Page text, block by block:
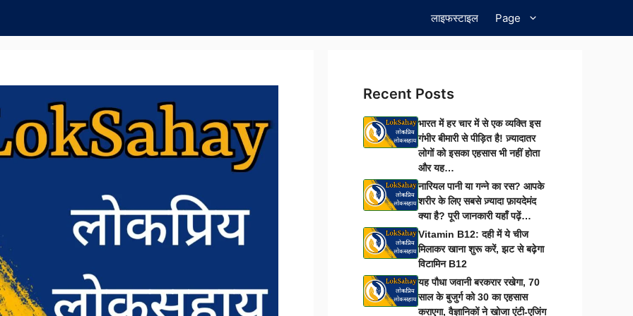
लाइफस्टाइल Page
Recent Posts
भारत में हर चार में से एक व्यक्ति इस
गंभीर बीमारी से पीड़ित है! ज़्यादातर
लोगों को इसका एहसास भी नहीं होता
और यह…
नारियल पानी या गन्ने का रस? आपके
शरीर के लिए सबसे ज़्यादा फ़ायदेमंद
क्या है? पूरी जानकारी यहाँ पढ़ें…
Vitamin B12: दही में ये चीज
मिलाकर खाना शुरू करें, झट से बढ़ेगा
विटामिन B12
यह पौधा जवानी बरकरार रखेगा, 70
साल के बुजुर्ग को 30 का एहसास
कराएगा, वैज्ञानिकों ने खोजा एंटी-एजिंग